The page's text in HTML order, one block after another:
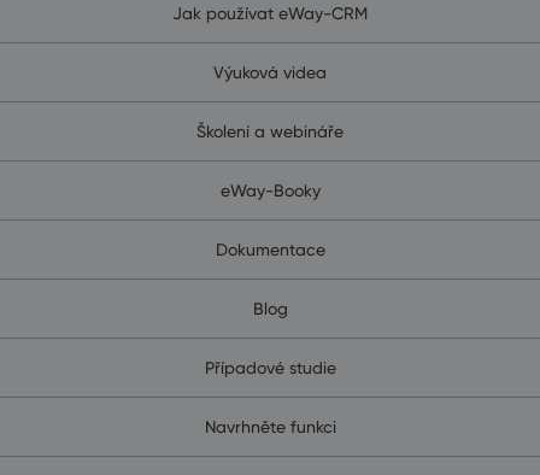
Jak používat eWay-CRM
Výuková videa
Školení a webináře
eWay-Booky
Dokumentace
Blog
Případové studie
Navrhněte funkci